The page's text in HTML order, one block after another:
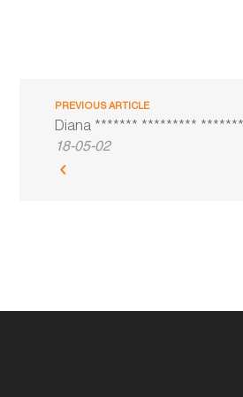
PREVIOUS ARTICLE
Diana ******* ********* *******
18-05-02